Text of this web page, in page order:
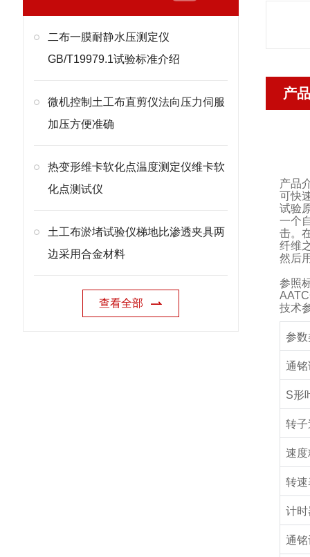
二布一膜耐静水压测定仪
GB/T19979.1试验标准介绍
微机控制土工布直剪仪法向压力伺服
加压方便准确
热变形维卡软化点温度测定仪维卡软
化点测试仪
土工布淤堵试验仪梯地比渗透夹具两
边采用合金材料
查看全部
产
产品
可快
试验
一个
击。
纤维
然后
参照
技术
参
通
S形
转
速
转
计时
通